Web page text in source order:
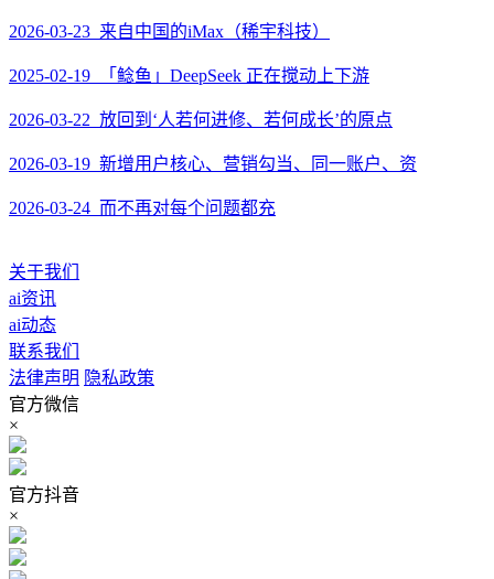
2026-03-23 来自中国的iMax（稀宇科技）
2025-02-19 「鲶鱼」DeepSeek 正在搅动上下游
2026-03-22 放回到‘人若何进修、若何成长’的原点
2026-03-19 新增用户核心、营销勾当、同一账户、资
2026-03-24 而不再对每个问题都充
关于我们
ai资讯
ai动态
联系我们
法律声明 隐私政策
官方微信
×
官方抖音
×